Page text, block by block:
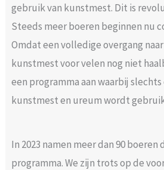
gebruik van kunstmest. Dit is
Steeds meer boeren beginnen nu
Omdat een volledige overgang
kunstmest voor velen nog niet
een programma aan waarbij
kunstmest en ureum wordt
In 2023 namen meer dan 90 boeren
programma. We zijn trots op de